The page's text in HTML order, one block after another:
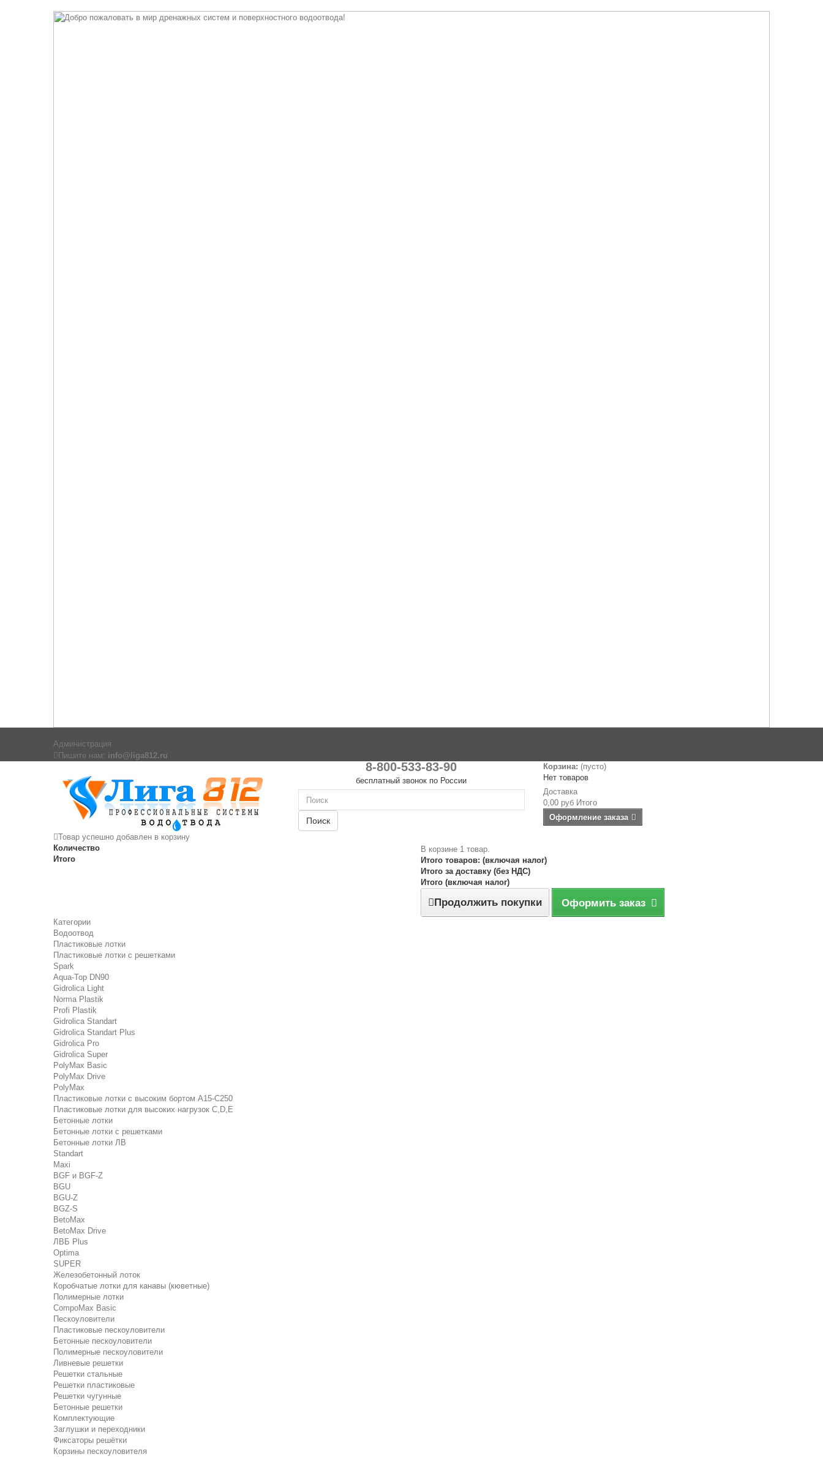
Администрация
Пишите нам: info@liga812.ru
8-800-533-83-90
бесплатный звонок по России
Поиск
Корзина: (пусто)
Нет товаров
Доставка
0,00 руб Итого
Оформление заказа
Товар успешно добавлен в корзину
Количество
Итого
В корзине 1 товар.
Итого товаров: (включая налог)
Итого за доставку (без НДС)
Итого (включая налог)
Продолжить покупки Оформить заказ
Категории
Водоотвод
Пластиковые лотки
Пластиковые лотки с решетками
Spark
Aqua-Top DN90
Gidrolica Light
Norma Plastik
Profi Plastik
Gidrolica Standart
Gidrolica Standart Plus
Gidrolica Pro
Gidrolica Super
PolyMax Basic
PolyMax Drive
PolyMax
Пластиковые лотки с высоким бортом А15-C250
Пластиковые лотки для высоких нагрузок C,D,E
Бетонные лотки
Бетонные лотки с решетками
Бетонные лотки ЛВ
Standart
Maxi
BGF и BGF-Z
BGU
BGU-Z
BGZ-S
BetoMax
BetoMax Drive
ЛВБ Plus
Optima
SUPER
Железобетонный лоток
Коробчатые лотки для канавы (кюветные)
Полимерные лотки
CompoMax Basic
Пескоуловители
Пластиковые пескоуловители
Бетонные пескоуловители
Полимерные пескоуловители
Ливневые решетки
Решетки стальные
Решетки пластиковые
Решетки чугунные
Бетонные решетки
Комплектующие
Заглушки и переходники
Фиксаторы решётки
Корзины пескоуловителя